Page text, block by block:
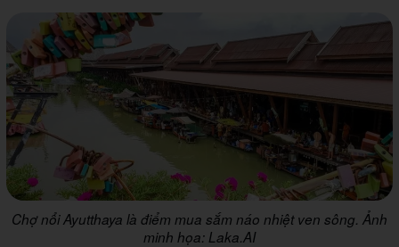
Chợ nổi Ayutthaya là điểm mua sắm náo nhiệt ven sông. Ảnh
minh họa: Laka.AI